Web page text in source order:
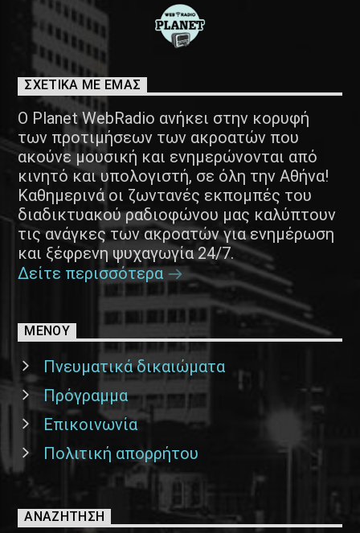
ΣΧΕΤΙΚΑ ΜΕ ΕΜΑΣ
Ο Planet WebRadio ανήκει στην κορυφή
των προτιμήσεων των ακροατών που
ακούνε μουσική και ενημερώνονται από
κινητό και υπολογιστή, σε όλη την Αθήνα!
Καθημερινά οι ζωντανές εκπομπές του
διαδικτυακού ραδιοφώνου μας καλύπτουν
τις ανάγκες των ακροατών για ενημέρωση
και ξέφρενη ψυχαγωγία 24/7.
Δείτε περισσότερα
ΜΕΝΟΥ
Πνευματικά δικαιώματα
Πρόγραμμα
Επικοινωνία
Πολιτική απορρήτου
ΑΝΑΖΉΤΗΣΗ